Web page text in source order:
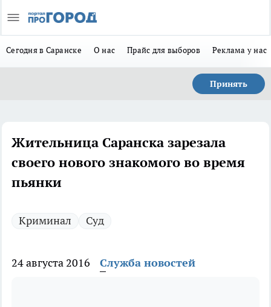
Сегодня в Саранске О нас Прайс для выборов Реклама у нас
Принять
Жительница Саранска зарезала
своего нового знакомого во время
пьянки
Криминал Суд
24 августа 2016 Служба новостей